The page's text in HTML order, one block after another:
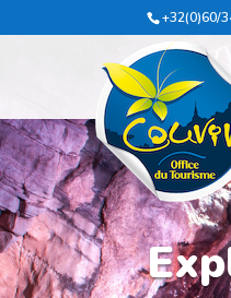
+32(0)60/